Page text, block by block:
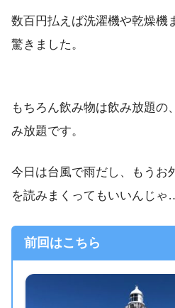
数百円払えば洗濯機や乾燥機
驚きました。
もちろん飲み物は飲み放題の
み放題です。
今日は台風で雨だし、もうお
を読みまくってもいいんじゃ
前回はこちら